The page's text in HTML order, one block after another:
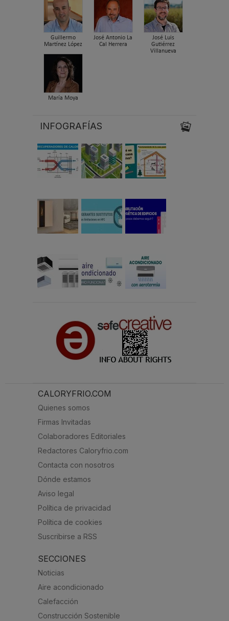
Guillermo
Martínez López
José Antonio La
Cal Herrera
José Luis
Gutiérrez
Villanueva
María Moya
INFOGRAFÍAS
CALORYFRIO.COM
Quienes somos
Firmas Invitadas
Colaboradores Editoriales
Redactores Caloryfrio.com
Contacta con nosotros
Dónde estamos
Aviso legal
Política de privacidad
Política de cookies
Suscribirse a RSS
SECCIONES
Noticias
Aire acondicionado
Calefacción
Construcción Sostenible